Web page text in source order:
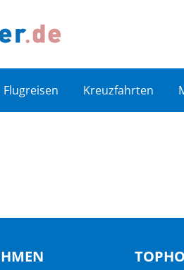
Flugreisen Kreuzfahrten